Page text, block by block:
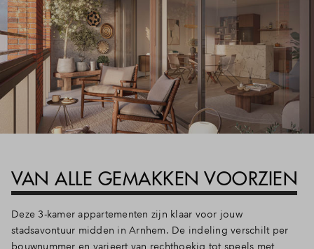
Inloggen
VAN ALLE GEMAKKEN VOORZIEN
Deze 3-kamer appartementen zijn klaar voor jouw
stadsavontuur midden in Arnhem. De indeling verschilt per
bouwnummer en varieert van rechthoekig tot speels met